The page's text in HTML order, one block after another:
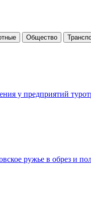
Общество
у предприятий
ружье в обрез и